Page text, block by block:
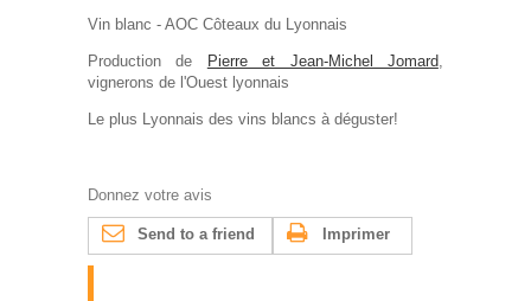
Vin blanc - AOC Côteaux du Lyonnais
Production de Pierre et Jean-Michel Jomard,
vignerons de l'Ouest lyonnais
Le plus Lyonnais des vins blancs à déguster!
Donnez votre avis
Send to a friend Imprimer